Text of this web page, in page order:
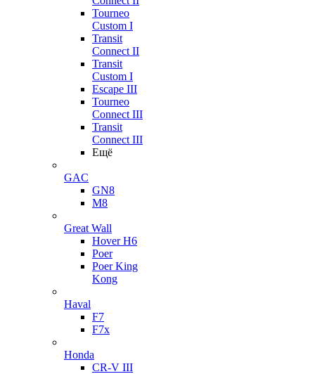
Tourneo
Custom I
Transit
Connect II
Transit
Custom I
Escape III
Tourneo
Connect III
Transit
Connect III
Ещё
GAC
GN8
M8
Great Wall
Hover H6
Poer
Poer King
Kong
Haval
F7
F7x
Honda
CR-V III